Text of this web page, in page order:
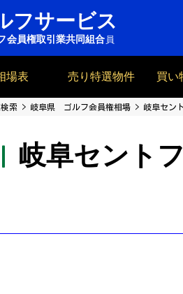
場表 売り特選物件 買い
索 岐阜県 ゴルフ会員権相場 岐阜セン
岐阜セント